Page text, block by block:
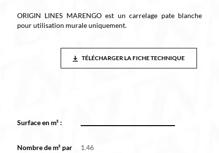
ORIGIN LINES MARENGO est un carrelage pate blanche
pour utilisation murale uniquement.
TÉLÉCHARGER LA FICHE TECHNIQUE
Surface en m² :
Nombre de m² par